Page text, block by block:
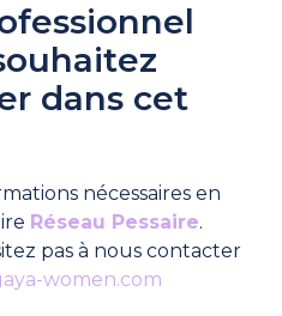
dans cet
nécessaires en
Réseau Pessaire.
pas à nous contacter
women.com